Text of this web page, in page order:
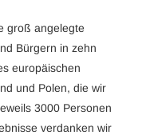
groß angelegte
Bürgern in zehn
europäischen
und Polen, die wir
3000 Personen
verdanken wir